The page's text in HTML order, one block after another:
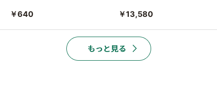
￥640 ￥13,580